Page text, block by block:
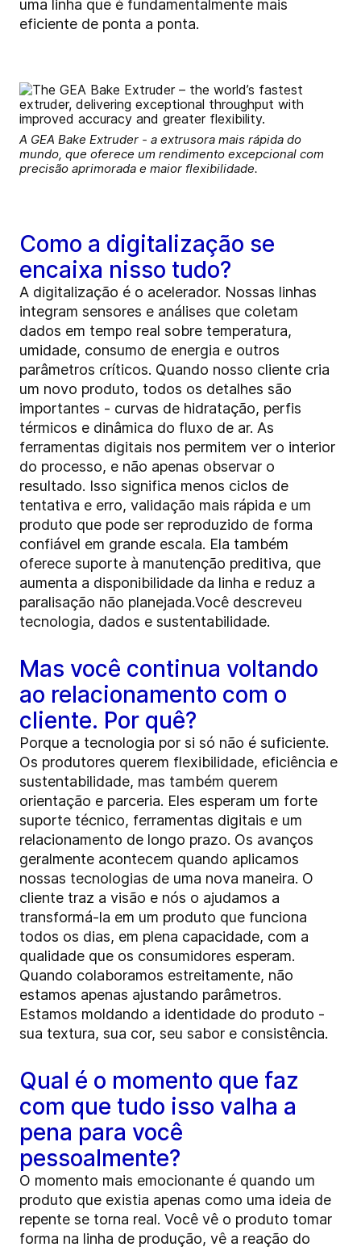
uma linha que é fundamentalmente mais
eficiente de ponta a ponta.
A GEA Bake Extruder - a extrusora mais rápida do
mundo, que oferece um rendimento excepcional com
precisão aprimorada e maior flexibilidade.
Como a digitalização se
encaixa nisso tudo?
A digitalização é o acelerador. Nossas linhas
integram sensores e análises que coletam
dados em tempo real sobre temperatura,
umidade, consumo de energia e outros
parâmetros críticos. Quando nosso cliente cria
um novo produto, todos os detalhes são
importantes - curvas de hidratação, perfis
térmicos e dinâmica do fluxo de ar. As
ferramentas digitais nos permitem ver o interior
do processo, e não apenas observar o
resultado. Isso significa menos ciclos de
tentativa e erro, validação mais rápida e um
produto que pode ser reproduzido de forma
confiável em grande escala. Ela também
oferece suporte à manutenção preditiva, que
aumenta a disponibilidade da linha e reduz a
paralisação não planejada.Você descreveu
tecnologia, dados e sustentabilidade.
Mas você continua voltando
ao relacionamento com o
cliente. Por quê?
Porque a tecnologia por si só não é suficiente.
Os produtores querem flexibilidade, eficiência e
sustentabilidade, mas também querem
orientação e parceria. Eles esperam um forte
suporte técnico, ferramentas digitais e um
relacionamento de longo prazo. Os avanços
geralmente acontecem quando aplicamos
nossas tecnologias de uma nova maneira. O
cliente traz a visão e nós o ajudamos a
transformá-la em um produto que funciona
todos os dias, em plena capacidade, com a
qualidade que os consumidores esperam.
Quando colaboramos estreitamente, não
estamos apenas ajustando parâmetros.
Estamos moldando a identidade do produto -
sua textura, sua cor, seu sabor e consistência.
Qual é o momento que faz
com que tudo isso valha a
pena para você
pessoalmente?
O momento mais emocionante é quando um
produto que existia apenas como uma ideia de
repente se torna real. Você vê o produto tomar
forma na linha de produção, vê a reação do